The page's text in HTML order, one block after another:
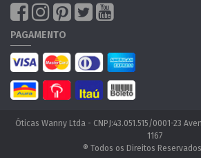
PAGAMENTO
Óticas Wanny Ltda - CNPJ:43.051.515/0001-23
1167
® Todos os Direitos